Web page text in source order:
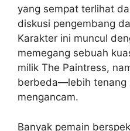
yang sempat terlihat
diskusi pengembang
Karakter ini muncul
memegang sebuah
milik The Paintress,
berbeda—lebih tenang
mengancam.
Banyak pemain